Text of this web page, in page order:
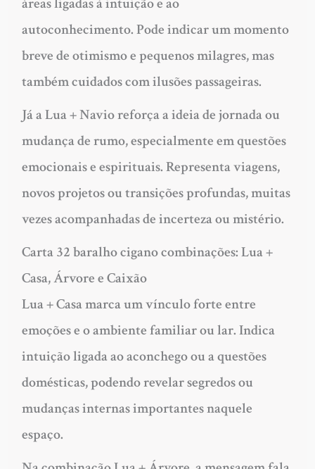
áreas ligadas à intuição e ao
autoconhecimento. Pode indicar um momento
breve de otimismo e pequenos milagres, mas
também cuidados com ilusões passageiras.
Já a Lua + Navio reforça a ideia de jornada ou
mudança de rumo, especialmente em questões
emocionais e espirituais. Representa viagens,
novos projetos ou transições profundas, muitas
vezes acompanhadas de incerteza ou mistério.
Carta 32 baralho cigano combinações: Lua +
Casa, Árvore e Caixão
Lua + Casa marca um vínculo forte entre
emoções e o ambiente familiar ou lar. Indica
intuição ligada ao aconchego ou a questões
domésticas, podendo revelar segredos ou
mudanças internas importantes naquele
espaço.